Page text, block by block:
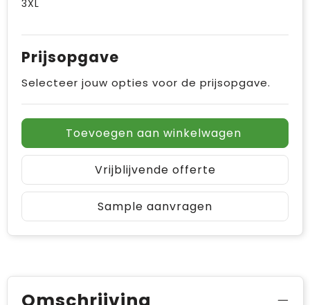
3XL
Prijsopgave
Selecteer jouw opties voor de prijsopgave.
Toevoegen aan winkelwagen
Vrijblijvende offerte
Sample aanvragen